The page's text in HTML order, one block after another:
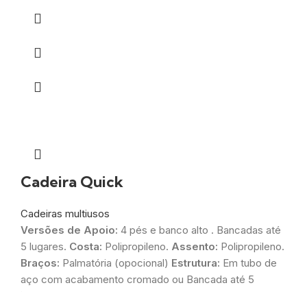
Cadeira Quick
Cadeiras multiusos
Versões de Apoio: 4 pés e banco alto . Bancadas até
5 lugares. Costa: Polipropileno. Assento: Polipropileno.
Braços: Palmatória (opocional) Estrutura: Em tubo de
aço com acabamento cromado ou Bancada até 5